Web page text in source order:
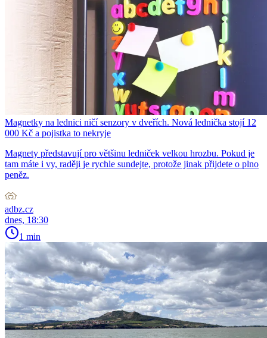
Magnetky na lednici ničí senzory v dveřích. Nová lednička stojí 12
000 Kč a pojistka to nekryje
Magnety představují pro většinu ledniček velkou hrozbu. Pokud je
tam máte i vy, raději je rychle sundejte, protože jinak přijdete o plno
peněz.
adbz.cz
dnes, 18:30
1 min